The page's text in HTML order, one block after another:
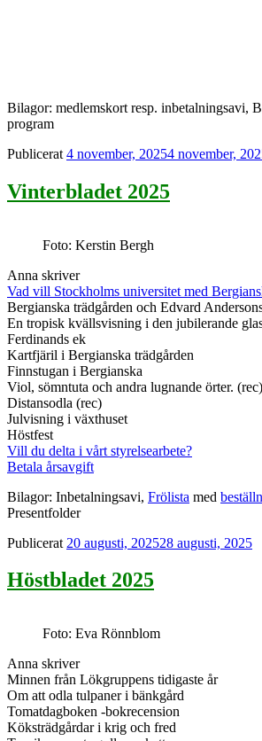
Bilagor: medlemskort resp. inbetalningsavi,
program
Publicerat 4 november, 20254 november,
Vinterbladet 2025
Foto: Kerstin Bergh
Anna skriver
Vad vill Stockholms universitet med
Bergianska trädgården och Edvard
En tropisk kvällsvisning i den jubilerande
Ferdinands ek
Kartfjäril i Bergianska trädgården
Finnstugan i Bergianska
Viol, sömntuta och andra lugnande örter. (rec)
Distansodla (rec)
Julvisning i växthuset
Höstfest
Vill du delta i vårt styrelsearbete?
Betala årsavgift
Bilagor: Inbetalningsavi, Frölista med
Presentfolder
Publicerat 20 augusti, 202528 augusti, 2025
Höstbladet 2025
Foto: Eva Rönnblom
Anna skriver
Minnen från Lökgruppens tidigaste år
Om att odla tulpaner i bänkgård
Tomatdagboken -bokrecension
Köksträdgårdar i krig och fred